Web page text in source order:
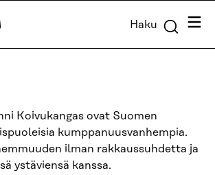
Haku
Koivukangas ovat Suomen
kumppanuusvanhempia.
ilman rakkaussuhdetta ja
ystäviensä kanssa.